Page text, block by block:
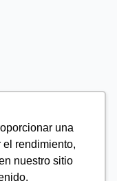
una
el rendimiento,
nuestro sitio